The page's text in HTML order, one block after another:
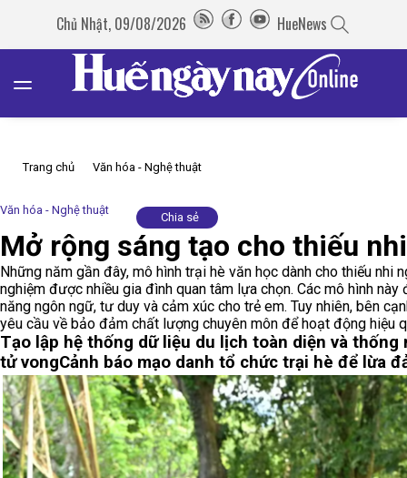
Chủ Nhật, 09/08/2026 HueNews
Trang chủ Văn hóa - Nghệ thuật
Văn hóa - Nghệ thuật
Chia sẻ
Mở rộng sáng tạo cho thiếu
Những năm gần đây, mô hình trại hè văn học dành cho thiếu nhi
nghiệm được nhiều gia đình quan tâm lựa chọn. Các mô hình
năng ngôn ngữ, tư duy và cảm xúc cho trẻ em. Tuy nhiên, bên
yêu cầu về bảo đảm chất lượng chuyên môn để hoạt động hiệu
Tạo lập hệ thống dữ liệu du lịch toàn diện và thống
tử vongCảnh báo mạo danh tổ chức trại hè để lừa